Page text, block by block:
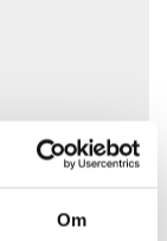
Om